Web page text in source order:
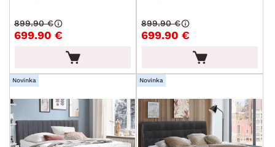
min. cm
max.
min. cm max. cm
FUNKCIE
POVRCHOVÁ ÚPRAVA
ZPÔSOB PREVEDENIA
TVAR
699.90 €
899.90 €
699.90 €
899.90 €
Novinka Novinka